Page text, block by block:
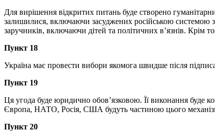
Для вирішення відкритих питань буде створено
залишилися, включаючи засуджених російською системою
заручників, включаючи дітей та політичних в’язнів. Крім
Пункт 18
Україна має провести вибори якомога швидше після
Пункт 19
Ця угода буде юридично обов’язковою. Її виконання буде
Європа, НАТО, Росія, США будуть частиною цього
Пункт 20